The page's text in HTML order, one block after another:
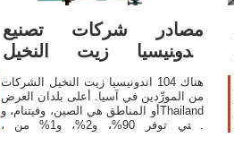
مصادر شركات تصنيع
اندونيسيا زيت النخيل
الشركات واندونيسيا
هناك 104 اندونيسيا زيت النخيل الشركات
من المورِّدين في آسيا. أعلى بلدان العرض
أو المناطق هي الصين، وفيتنام، وThailand
، والتي توفر 90%، و2%، و1% من